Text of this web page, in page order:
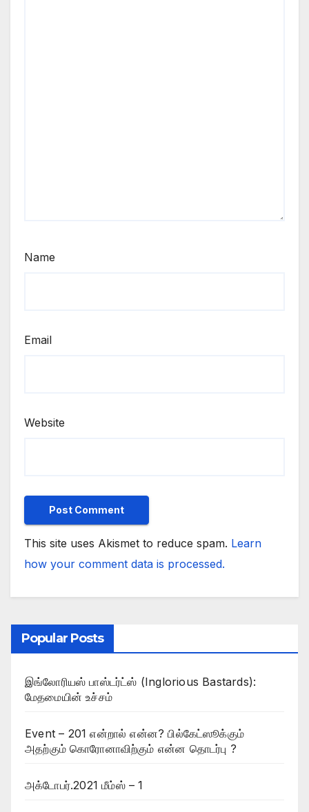
Name
Email
Website
This site uses Akismet to reduce spam. Learn
how your comment data is processed.
Popular Posts
இங்லோரியஸ் பாஸ்டர்ட்ஸ் (Inglorious Bastards):
மேதமையின் உச்சம்
Event – 201 என்றால் என்ன? பில்கேட்ஸூக்கும்
அதற்கும் கொரோனாவிற்கும் என்ன தொடர்பு ?
அக்டோபர்.2021 மீம்ஸ் – 1